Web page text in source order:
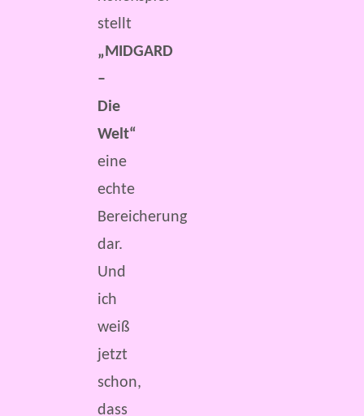
stellt
„MIDGARD
–
Die
Welt“
eine
echte
Bereicherung
dar.
Und
ich
weiß
jetzt
schon,
dass